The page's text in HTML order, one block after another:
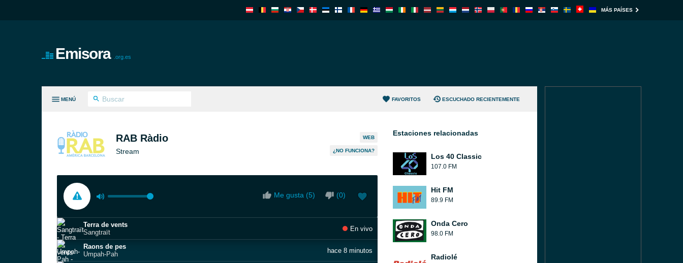
MÁS PAÍSES
Emisora .org.es
MENÚ FAVORITOS ESCUCHADO RECIENTEMENTE
RAB Ràdio
Stream
WEB
¿NO FUNCIONA?
Me gusta (5) (0)
Terra de vents
Sangtraït
En vivo
Raons de pes
Umpah-Pah
hace 8 minutos
Estaciones relacionadas
Los 40 Classic
107.0 FM
Hit FM
89.9 FM
Onda Cero
98.0 FM
Radiolé